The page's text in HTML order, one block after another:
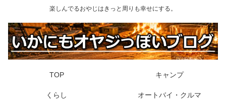
楽しんでるおやじはきっと周りも幸せにする。
TOP キャンプ
くらし オートバイ・クルマ